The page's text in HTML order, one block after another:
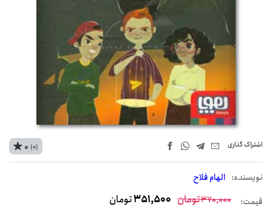
اشتراک‌ گذاری
نويسنده: الهام فلاح
0 (0)
قیمت: 370,000تومان 351,500تومان